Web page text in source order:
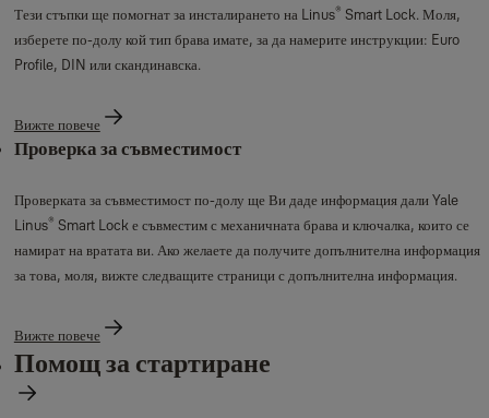
Тези стъпки ще помогнат за инсталирането на Linus® Smart Lock. Моля,
изберете по-долу кой тип брава имате, за да намерите инструкции: Euro
Profile, DIN или скандинавска.
Вижте повече
Проверка за съвместимост
Проверката за съвместимост по-долу ще Ви даде информация дали Yale
Linus® Smart Lock е съвместим с механичната брава и ключалка, които се
намират на вратата ви. Ако желаете да получите допълнителна информация
за това, моля, вижте следващите страници с допълнителна информация.
Вижте повече
Помощ за стартиране